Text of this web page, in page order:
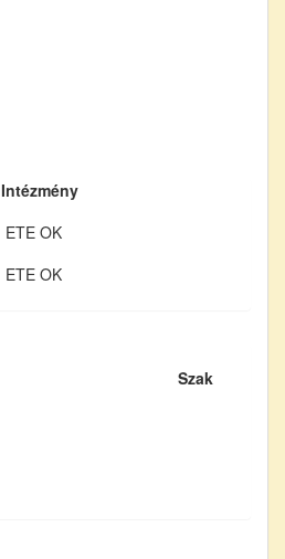
Intézmény
ETE OK
ETE OK
Szak